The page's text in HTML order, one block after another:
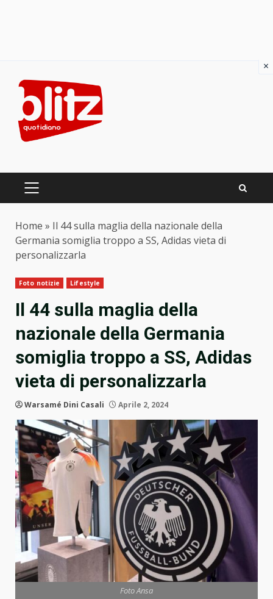
content
PRIMARY
Home » Il 44 sulla maglia della nazionale della
Germania somiglia troppo a SS, Adidas vieta di
personalizzarla
Foto notizie Lifestyle
Il 44 sulla maglia della
nazionale della Germania
somiglia troppo a SS, Adidas
vieta di personalizzarla
Warsamé Dini Casali Aprile 2, 2024
Foto Ansa
×